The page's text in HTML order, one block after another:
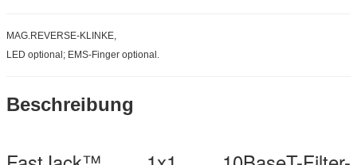
MAG.REVERSE-KLINKE,
LED optional; EMS-Finger optional.
Beschreibung